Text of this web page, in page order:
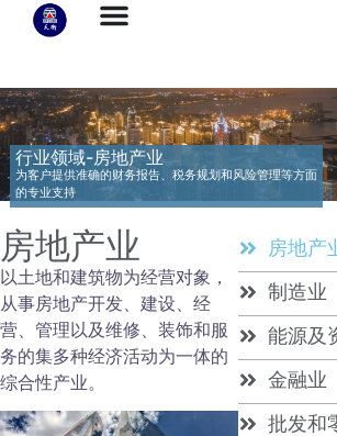
行业领域-房地产业
为客户提供准确的财务报告、税务规划和风险管理等方面
的专业支持
房地产业
以土地和建筑物为经营对象，
从事房地产开发、建设、经
营、管理以及维修、装饰和服
务的集多种经济活动为一体的
综合性产业。
房地产
制造业
能源及
金融业
批发和